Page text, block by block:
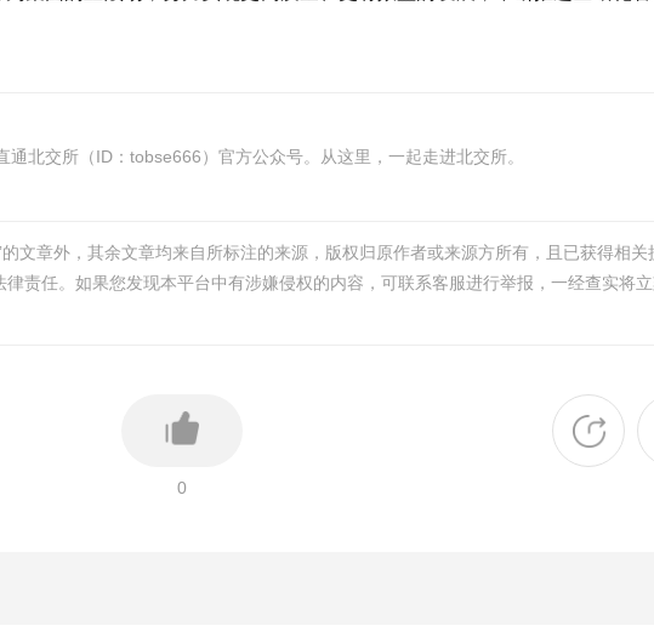
北交所（ID：tobse666）官方公众号。从这里，一起走进北交所。
文章外，其余文章均来自所标注的来源，版权归原作者或来源方所有，且已获得相关
责任。如果您发现本平台中有涉嫌侵权的内容，可联系客服进行举报，一经查实将
0